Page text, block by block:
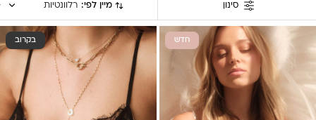
סינון מיין לפי: רלוונטיות
חדש בקרוב